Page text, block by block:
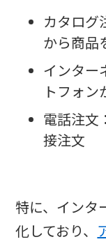
カタログ
から商品
インター
トフォ
電話注文
接注文
特に、インタ
化しており、